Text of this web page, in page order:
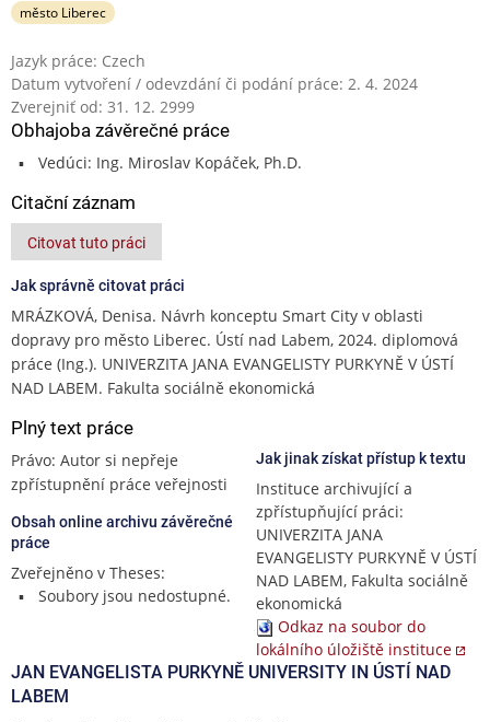
město Liberec
Jazyk práce: Czech
Datum vytvoření / odevzdání či podání práce: 2. 4. 2024
Zverejniť od: 31. 12. 2999
Obhajoba závěrečné práce
Vedúci: Ing. Miroslav Kopáček, Ph.D.
Citační záznam
Citovat tuto práci
Jak správně citovat práci
MRÁZKOVÁ, Denisa. Návrh konceptu Smart City v oblasti
dopravy pro město Liberec. Ústí nad Labem, 2024. diplomová
práce (Ing.). UNIVERZITA JANA EVANGELISTY PURKYNĚ V ÚSTÍ
NAD LABEM. Fakulta sociálně ekonomická
Plný text práce
Právo: Autor si nepřeje
zpřístupnění práce veřejnosti
Obsah online archivu závěrečné
práce
Zveřejněno v Theses:
Soubory jsou nedostupné.
Jak jinak získat přístup k textu
Instituce archivující a
zpřístupňující práci:
UNIVERZITA JANA
EVANGELISTY PURKYNĚ V ÚSTÍ
NAD LABEM, Fakulta sociálně
ekonomická
Odkaz na soubor do
lokálního úložiště instituce
JAN EVANGELISTA PURKYNĚ UNIVERSITY IN ÚSTÍ NAD
LABEM